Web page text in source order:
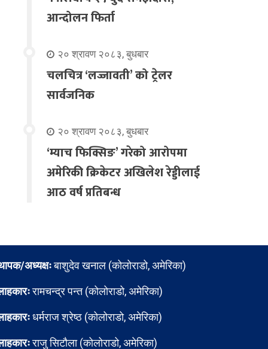
आन्दोलन फिर्ता
२० श्रावण २०८३, बुधबार
चलचित्र ‘लज्जावती’ को ट्रेलर
सार्वजनिक
२० श्रावण २०८३, बुधबार
‘म्याच फिक्सिङ’ गरेको आरोपमा
अमेरिकी क्रिकेटर अखिलेश रेड्डीलाई
आठ वर्ष प्रतिबन्ध
अध्यक्षःबाशुदेव खनाल (कोलोराडो, अमेरिका)
रामचन्द्र पन्त (कोलोराडो, अमेरिका)
धर्मराज श्रेष्ठ (कोलोराडो, अमेरिका)
राजु सिटौला (कोलोराडो, अमेरिका)